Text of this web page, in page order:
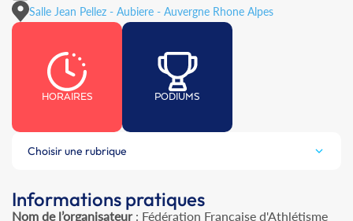
Salle Jean Pellez - Aubiere - Auvergne Rhone Alpes
HORAIRES PODIUMS
Choisir une rubrique
Informations pratiques
Nom de l’organisateur: Fédération Française d'Athlétisme